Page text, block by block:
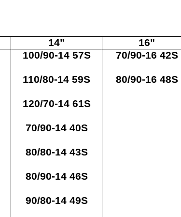
14" 16"
100/90-14 57S
110/80-14 59S
120/70-14 61S
70/90-14 40S
80/80-14 43S
80/90-14 46S
90/80-14 49S
70/90-16 42S
80/90-16 48S